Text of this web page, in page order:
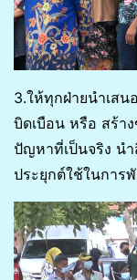
3.ให้ทุกฝ่ายนำเสน
บิดเบือน หรือ สร้า
ปัญหาที่เป็นจริง น
ประยุกต์ใช้ในการ